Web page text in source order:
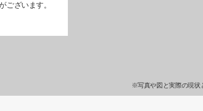
ございます。
※写真や図と実際の現状